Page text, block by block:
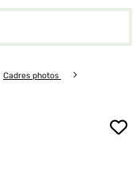
Cadres photos